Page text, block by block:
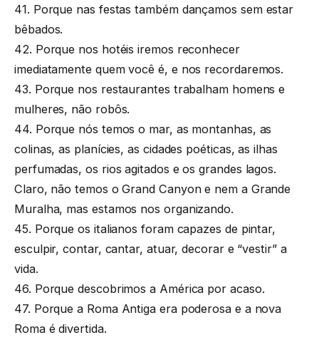
41. Porque nas festas também dançamos sem estar
bêbados.
42. Porque nos hotéis iremos reconhecer
imediatamente quem você é, e nos recordaremos.
43. Porque nos restaurantes trabalham homens e
mulheres, não robôs.
44. Porque nós temos o mar, as montanhas, as
colinas, as planícies, as cidades poéticas, as ilhas
perfumadas, os rios agitados e os grandes lagos.
Claro, não temos o Grand Canyon e nem a Grande
Muralha, mas estamos nos organizando.
45. Porque os italianos foram capazes de pintar,
esculpir, contar, cantar, atuar, decorar e “vestir” a
vida.
46. Porque descobrimos a América por acaso.
47. Porque a Roma Antiga era poderosa e a nova
Roma é divertida.